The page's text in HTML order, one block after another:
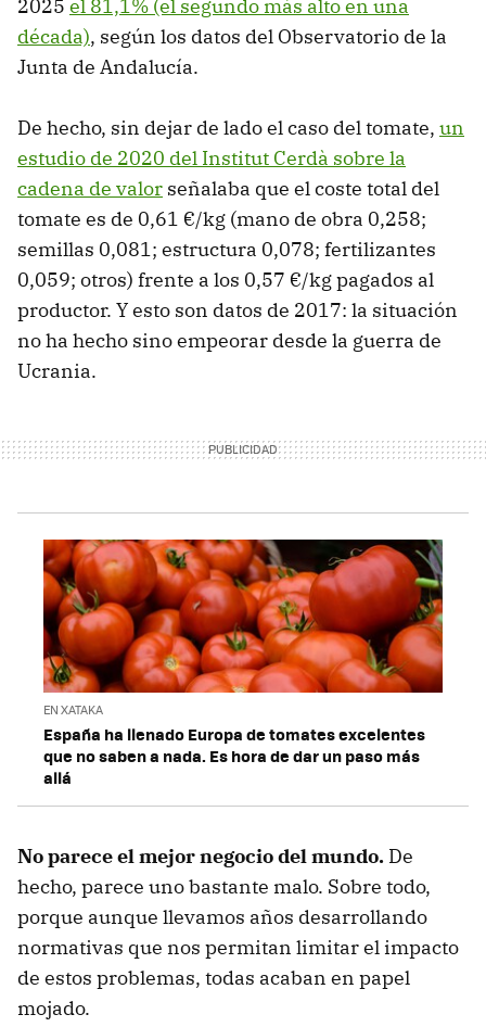
2025 el 81,1% (el segundo más alto en una
década), según los datos del Observatorio de la
Junta de Andalucía.
De hecho, sin dejar de lado el caso del tomate, un
estudio de 2020 del Institut Cerdà sobre la
cadena de valor señalaba que el coste total del
tomate es de 0,61 €/kg (mano de obra 0,258;
semillas 0,081; estructura 0,078; fertilizantes
0,059; otros) frente a los 0,57 €/kg pagados al
productor. Y esto son datos de 2017: la situación
no ha hecho sino empeorar desde la guerra de
Ucrania.
EN XATAKA
España ha llenado Europa de tomates excelentes
que no saben a nada. Es hora de dar un paso más
allá
No parece el mejor negocio del mundo. De
hecho, parece uno bastante malo. Sobre todo,
porque aunque llevamos años desarrollando
normativas que nos permitan limitar el impacto
de estos problemas, todas acaban en papel
mojado.